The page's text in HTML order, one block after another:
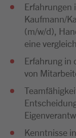
Erfahrungen
Kaufmann/
(m/w/d),
eine
Erfahrung in
von
Kenntnisse